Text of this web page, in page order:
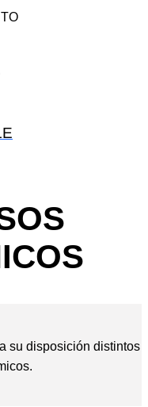
su disposición distintos